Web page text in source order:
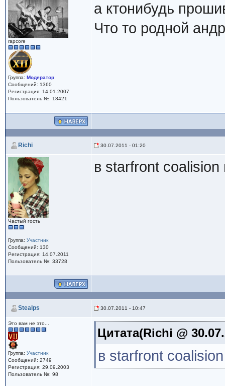
rapcore
Группа: Модератор
Сообщений: 1360
Регистрация: 14.01.2007
Пользователь №: 18421
а ктонибудь
Что то родной
Richi 30.07.2011 - 01:20
Частый гость
Группа: Участник
Сообщений: 130
Регистрация: 14.07.2011
Пользователь №: 33728
в starfront coalision
Stealps 30.07.2011 - 10:47
Это вам не это...
Группа: Участник
Сообщений: 2749
Регистрация: 29.09.2003
Пользователь №: 98
Цитата(Richi @
в starfront coalision